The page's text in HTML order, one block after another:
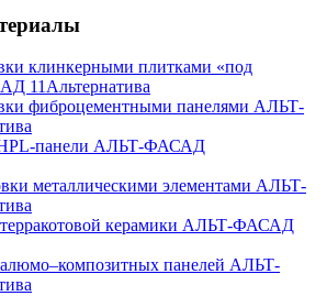
клинкерными плитками «под
11 Альтернатива
фиброцементными панелями АЛЬТ-
HPL-панели АЛЬТ-ФАСАД
металлическими элементами АЛЬТ-
керамики АЛЬТ-ФАСАД
панелей АЛЬТ-